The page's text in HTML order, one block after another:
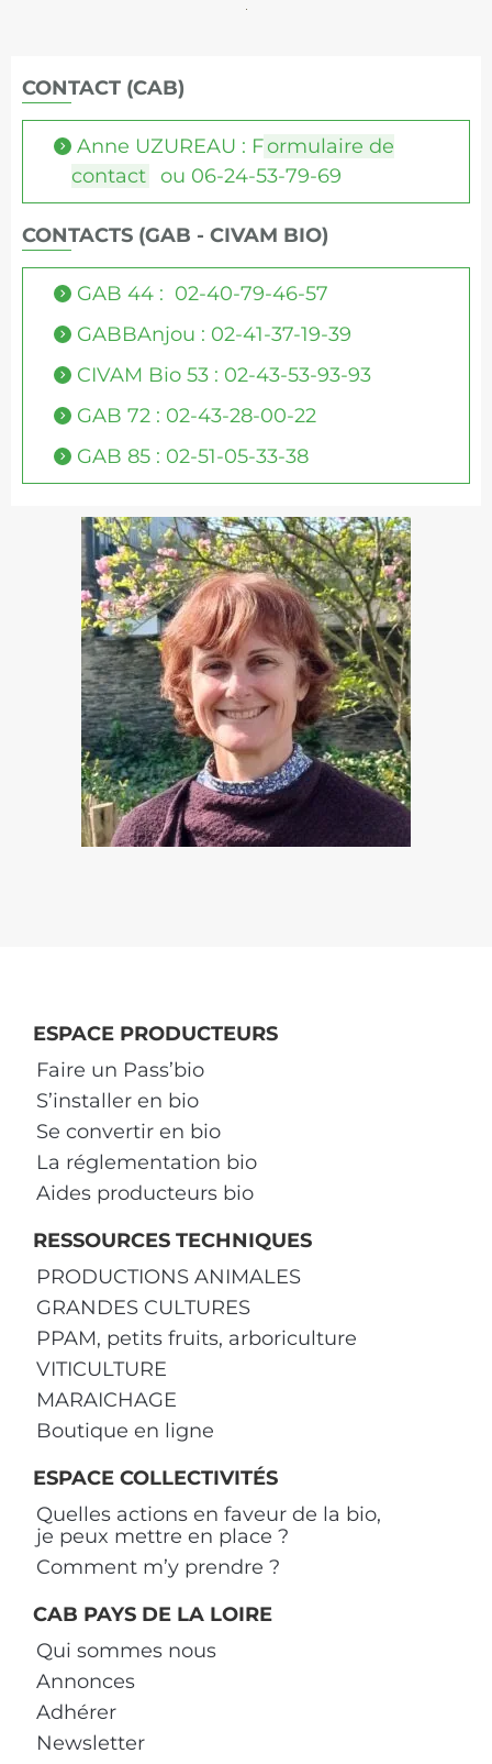
CONTACT (CAB)
Anne UZUREAU : Formulaire de
contact ou 06-24-53-79-69
CONTACTS (GAB - CIVAM BIO)
GAB 44 : 02-40-79-46-57
GABBAnjou : 02-41-37-19-39
CIVAM Bio 53 : 02-43-53-93-93
GAB 72 : 02-43-28-00-22
GAB 85 : 02-51-05-33-38
ESPACE PRODUCTEURS
Faire un Pass’bio
S’installer en bio
Se convertir en bio
La réglementation bio
Aides producteurs bio
RESSOURCES TECHNIQUES
PRODUCTIONS ANIMALES
GRANDES CULTURES
PPAM, petits fruits, arboriculture
VITICULTURE
MARAICHAGE
Boutique en ligne
ESPACE COLLECTIVITÉS
Quelles actions en faveur de la bio,
je peux mettre en place ?
Comment m’y prendre ?
CAB PAYS DE LA LOIRE
Qui sommes nous
Annonces
Adhérer
Newsletter